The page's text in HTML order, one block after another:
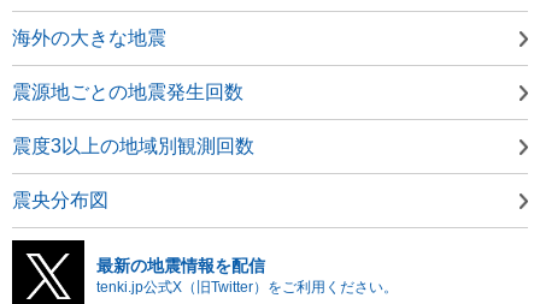
海外の大きな地震
震源地ごとの地震発生回数
震度3以上の地域別観測回数
震央分布図
最新の地震情報を配信
tenki.jp公式X（旧Twitter）をご利用ください。